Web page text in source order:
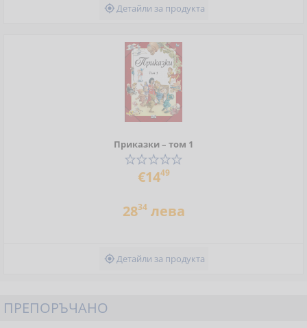
Детайли за продукта
Приказки – том 1
€1449
2834лева
Детайли за продукта
ПРЕПОРЪЧАНО